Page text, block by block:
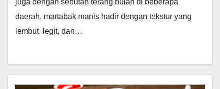
juga dengan sebutan terang bulan di beberapa
daerah, martabak manis hadir dengan tekstur yang
lembut, legit, dan…